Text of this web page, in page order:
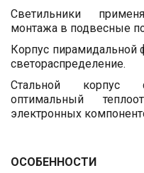
Светильники
монтажа в подвесные
Корпус пирамидальной
светораспределение.
Стальной корпус
оптимальный
электронных
ОСОБЕННОСТИ